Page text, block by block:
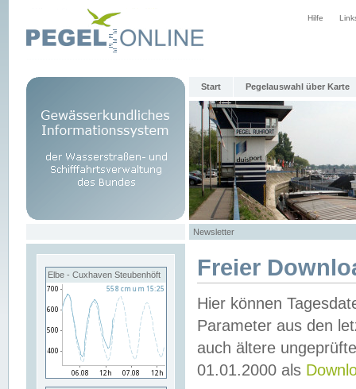
Hilfe
Start Pegelauswahl über Karte
Newsletter
Elbe - Cuxhaven Steubenhöft Freier
Hier können
Parameter aus den
auch ältere
01.01.2000 als